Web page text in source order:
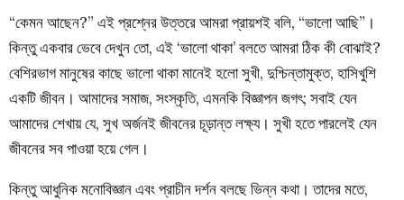
“কেমন আছেন?” এই প্রশ্নের উত্তরে আমরা প্রায়শই বলি, “ভালো আছি”।
কিন্তু একবার ভেবে দেখুন তো, এই ‘ভালো থাকা’ বলতে আমরা ঠিক কী বোঝাই?
বেশিরভাগ মানুষের কাছে ভালো থাকা মানেই হলো সুখী, দুশ্চিন্তামুক্ত, হাসিখুশি
একটি জীবন। আমাদের সমাজ, সংস্কৃতি, এমনকি বিজ্ঞাপন জগৎ; সবাই যেন
আমাদের শেখায় যে, সুখ অর্জনই জীবনের চূড়ান্ত লক্ষ্য। সুখী হতে পারলেই যেন
জীবনের সব পাওয়া হয়ে গেল।
কিন্তু আধুনিক মনোবিজ্ঞান এবং প্রাচীন দর্শন বলছে ভিন্ন কথা। তাদের মতে,